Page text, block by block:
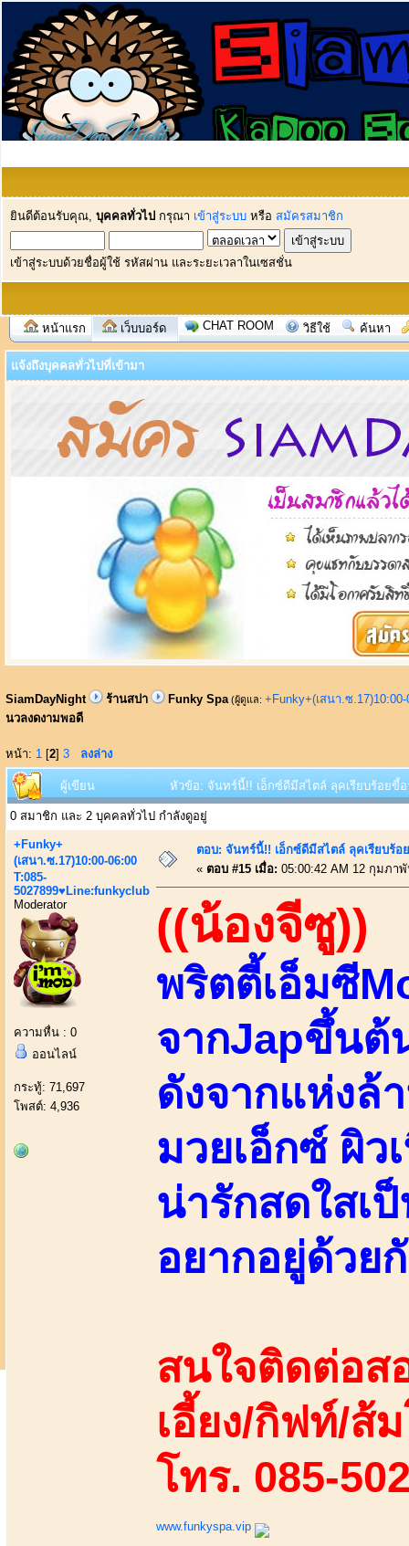
ยินดีต้อนรับคุณ, บุคคลทั่วไป กรุณา เข้าสู่ระบบ หรือ สมัครสมาชิก
เข้าสู่ระบบด้วยชื่อผู้ใช้ รหัสผ่าน และระยะเวลาในเซสชั่น
หน้าแรก เว็บบอร์ด CHAT ROOM วิธีใช้ ค้นหา
แจ้งถึงบุคคลทั่วไปที่เข้ามา
SiamDayNight ร้านสปา Funky Spa (ผู้ดูแล: +Funky+(เสนา.ซ
นวลงดงามพอดี
หน้า: 1 [2] 3 ลงล่าง
ผู้เขียน หัวข้อ: จันทร์นี้!! เอ็กซ์ดีมีสไตล์ ลุคเรียบร้อยขี้
0 สมาชิก และ 2 บุคคลทั่วไป กำลังดูอยู่
+Funky+
(เสนา.ซ.17)10:00-06:00
T:085-
5027899♥Line:funkyclub
Moderator
ความหื่น : 0
ออนไลน์
กระทู้: 71,697
โพสต์: 4,936
ตอบ: จันทร์นี้!! เอ็กซ์ดีมีสไตล์ ลุคเรียบร้
« ตอบ #15 เมื่อ: 05:00:42 AM 12 กุมภา
((น้องจีซู))
พริตตี้เอ็มซี
จากJapขึ้นต้
ดังจากแห่งล้
มวยเอ็กซ์ ผิว
น่ารักสดใสเ
อยากอยู่ด้วย
สนใจติดต่อส
เอี้ยง/กิฟท์/ส้
โทร. 085-
www.funkyspa.vip